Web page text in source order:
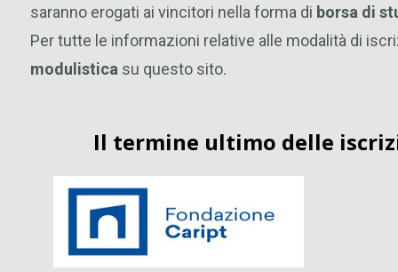
saranno erogati ai vincitori nella forma di borsa di
Per tutte le informazioni relative alle modalità di
modulistica su questo sito.
Il termine ultimo delle